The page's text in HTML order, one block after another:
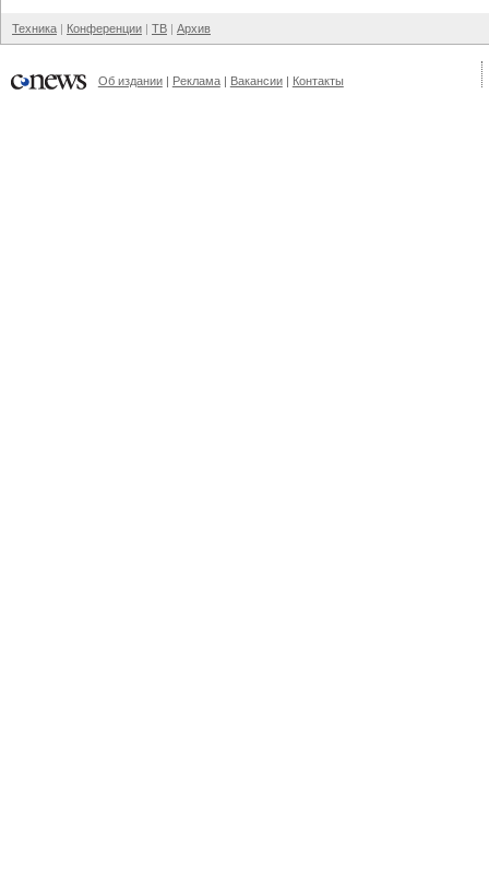
Техника Конференции ТВ Архив
Об издании Реклама Вакансии Контакты